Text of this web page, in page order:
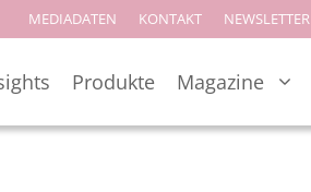
MEDIADATEN KONTAKT NEWSLETTER
Produkte Magazine